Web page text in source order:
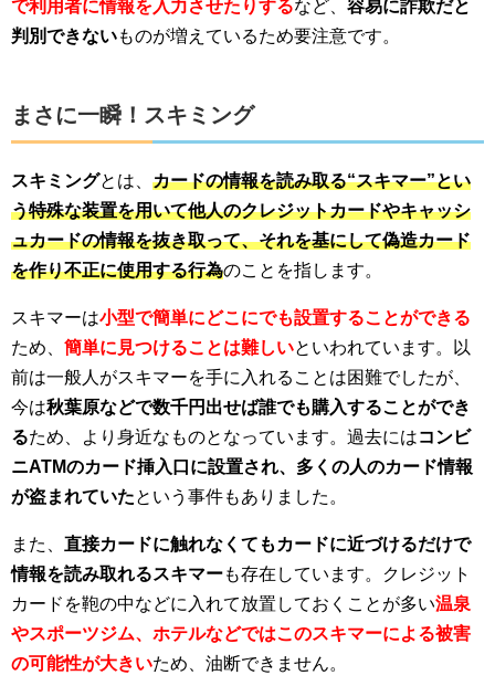
で利用者に情報を入力させたりするなど、 容易に詐欺だと
判別できないものが増えているため要注意です。
まさに一瞬！スキミング
スキミングとは、 カードの情報を読み取る“スキマー”とい
う特殊な装置を用いて他人のクレジットカードやキャッシ
ュカードの情報を抜き取って、それを基にして偽造カード
を作り不正に使用する行為のことを指します。
スキマーは小型で簡単にどこにでも設置することができる
ため、 簡単に見つけることは難しいといわれています。以
前は一般人がスキマーを手に入れることは困難でしたが、
今は秋葉原などで数千円出せば誰でも購入することができ
るため、より身近なものとなっています。過去にはコンビ
ニATMのカード挿入口に設置され、多くの人のカード情報
が盗まれていたという事件もありました。
また、 直接カードに触れなくてもカードに近づけるだけで
情報を読み取れるスキマーも存在しています。クレジット
カードを鞄の中などに入れて放置しておくことが多い温泉
やスポーツジム、ホテルなどではこのスキマーによる被害
の可能性が大きいため、油断できません。